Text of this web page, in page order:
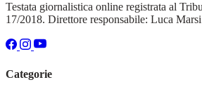
Testata giornalistica online registrata al
17/2018. Direttore responsabile: Luca
Categorie